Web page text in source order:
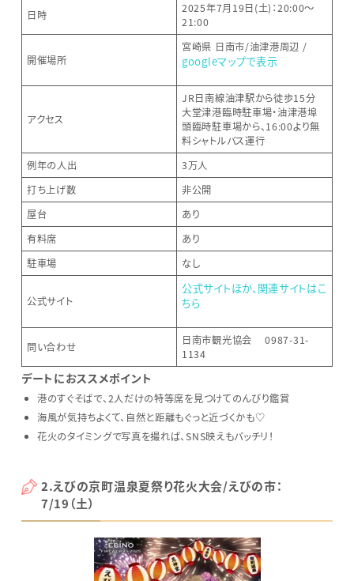
日時
2025年7月19日(土)：20:00～
21:00
開催場所
宮崎県 日南市/油津港周辺 /
googleマップで表示
アクセス
JR日南線油津駅から徒歩15分
大堂津港臨時駐車場・油津港埠
頭臨時駐車場から、16:00より無
料シャトルバス運行
例年の人出
3万人
打ち上げ数
非公開
屋台
あり
有料席
あり
駐車場
なし
公式サイト
公式サイトほか、関連サイトはこ
ちら
問い合わせ
日南市観光協会 0987-31-
1134
デートにおススメポイント
港のすぐそばで、2人だけの特等席を見つけてのんびり鑑賞
海風が気持ちよくて、自然と距離もぐっと近づくかも♡
花火のタイミングで写真を撮れば、SNS映えもバッチリ！
2.えびの京町温泉夏祭り花火大会/えびの市：
7/19（土）